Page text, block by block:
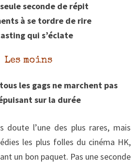
seule seconde de répit
à se tordre de rire
qui s’éclate
Les moins
les gags ne marchent pas
sur la durée
doute l’une des plus rares, mais
les plus folles du cinéma HK,
un bon paquet. Pas une seconde